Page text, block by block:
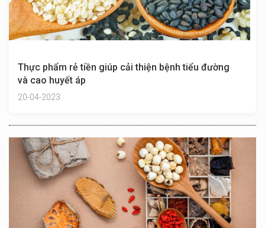
Thực phẩm rẻ tiền giúp cải thiện bệnh tiểu đường
và cao huyết áp
20-04-2023